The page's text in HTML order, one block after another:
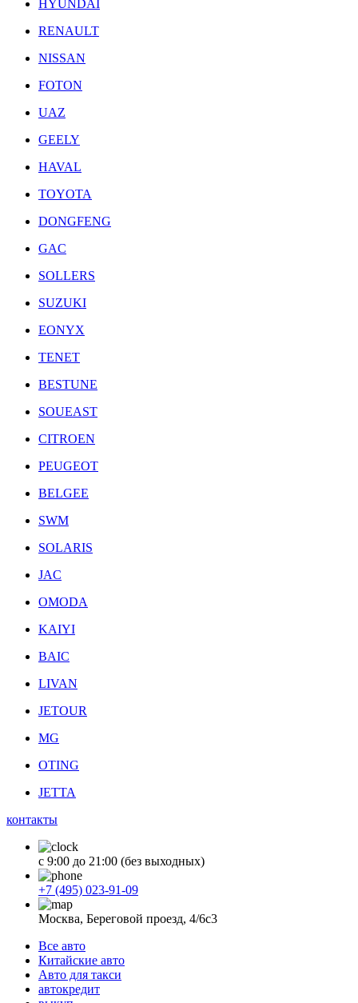
HYUNDAI
RENAULT
NISSAN
FOTON
UAZ
GEELY
HAVAL
TOYOTA
DONGFENG
GAC
SOLLERS
SUZUKI
EONYX
TENET
BESTUNE
SOUEAST
CITROEN
PEUGEOT
BELGEE
SWM
SOLARIS
JAC
OMODA
KAIYI
BAIC
LIVAN
JETOUR
MG
OTING
JETTA
контакты
с 9:00 до 21:00 (без выходных)
+7 (495) 023-91-09
Москва, Береговой проезд, 4/6с3
Все авто
Китайские авто
Авто для такси
автокредит